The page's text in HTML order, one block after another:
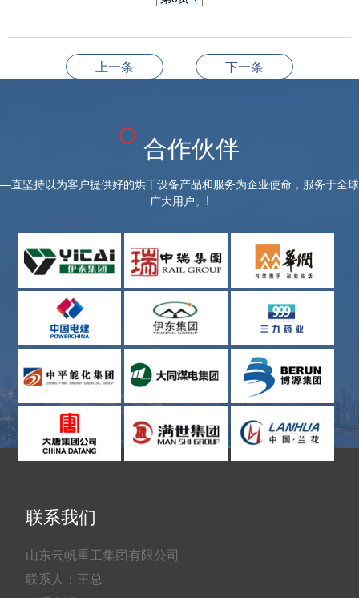
上一条 下一条
合作伙伴
—直坚持以为客户提供好的烘干设备产品和服务为企业使命，服务于全球
广大用户。!
联系我们
山东云帆重工集团有限公司
联系人：王总